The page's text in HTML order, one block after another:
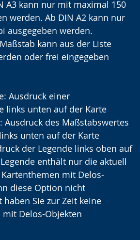
A3 kann nur mit maximal 150
werden. Ab DIN A2 kann nur
ausgegeben werden.
kann aus der Liste
oder frei eingegeben
Ausdruck einer
links unten auf der Karte
Ausdruck des Maßstabswertes
links unten auf der Karte
der Legende links oben auf
enthält nur die aktuell
mit Delos-
diese Option nicht
Sie zur Zeit keine
Delos-Objekten